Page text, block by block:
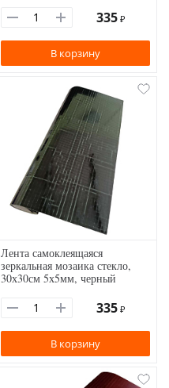
335 ₽
В корзину
Лента самоклеящаяся
зеркальная мозаика стекло,
30х30см 5х5мм, черный
335 ₽
В корзину